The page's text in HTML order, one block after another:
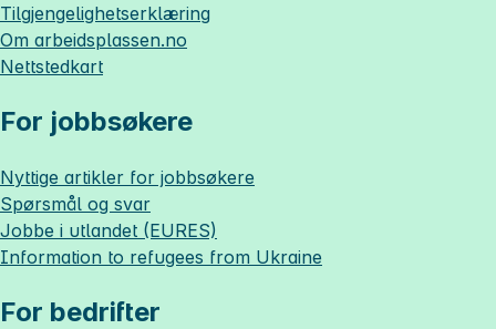
Tilgjengelighetserklæring
Om arbeidsplassen.no
Nettstedkart
For jobbsøkere
Nyttige artikler for jobbsøkere
Spørsmål og svar
Jobbe i utlandet (EURES)
Information to refugees from Ukraine
For bedrifter